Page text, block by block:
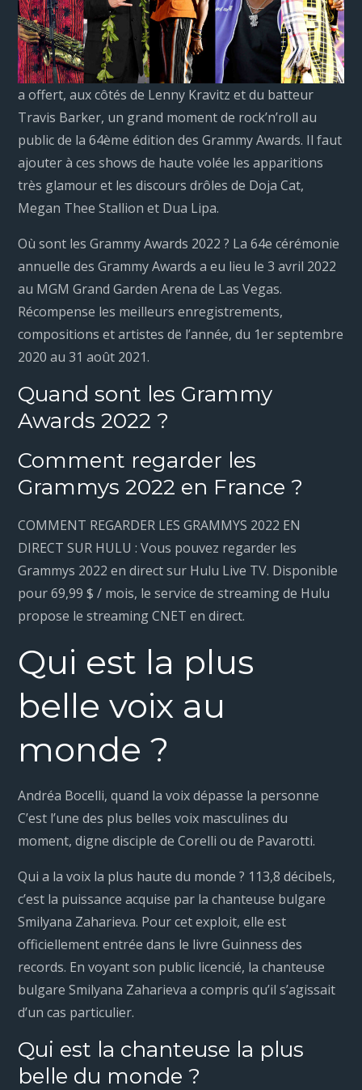
a offert, aux côtés de Lenny Kravitz et du batteur
Travis Barker, un grand moment de rock’n’roll au
public de la 64ème édition des Grammy Awards. Il faut
ajouter à ces shows de haute volée les apparitions
très glamour et les discours drôles de Doja Cat,
Megan Thee Stallion et Dua Lipa.
Où sont les Grammy Awards 2022 ? La 64e cérémonie
annuelle des Grammy Awards a eu lieu le 3 avril 2022
au MGM Grand Garden Arena de Las Vegas.
Récompense les meilleurs enregistrements,
compositions et artistes de l’année, du 1er septembre
2020 au 31 août 2021.
Quand sont les Grammy
Awards 2022 ?
Comment regarder les
Grammys 2022 en France ?
COMMENT REGARDER LES GRAMMYS 2022 EN
DIRECT SUR HULU : Vous pouvez regarder les
Grammys 2022 en direct sur Hulu Live TV. Disponible
pour 69,99 $ / mois, le service de streaming de Hulu
propose le streaming CNET en direct.
Qui est la plus
belle voix au
monde ?
Andréa Bocelli, quand la voix dépasse la personne
C’est l’une des plus belles voix masculines du
moment, digne disciple de Corelli ou de Pavarotti.
Qui a la voix la plus haute du monde ? 113,8 décibels,
c’est la puissance acquise par la chanteuse bulgare
Smilyana Zaharieva. Pour cet exploit, elle est
officiellement entrée dans le livre Guinness des
records. En voyant son public licencié, la chanteuse
bulgare Smilyana Zaharieva a compris qu’il s’agissait
d’un cas particulier.
Qui est la chanteuse la plus
belle du monde ?